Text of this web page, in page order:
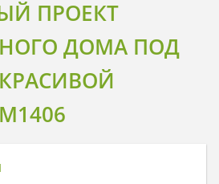
ПРОЕКТ
ДОМА ПОД